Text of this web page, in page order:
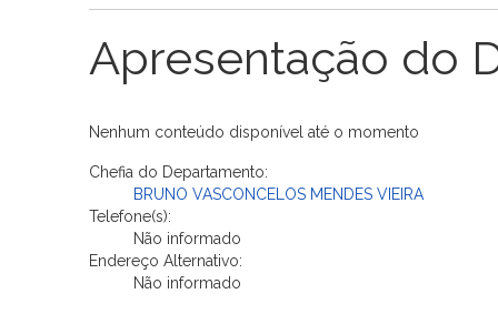
Apresentação do
Nenhum conteúdo disponível até o momento
Chefia do Departamento:
BRUNO VASCONCELOS MENDES VIEIRA
Telefone(s):
Não informado
Endereço Alternativo:
Não informado